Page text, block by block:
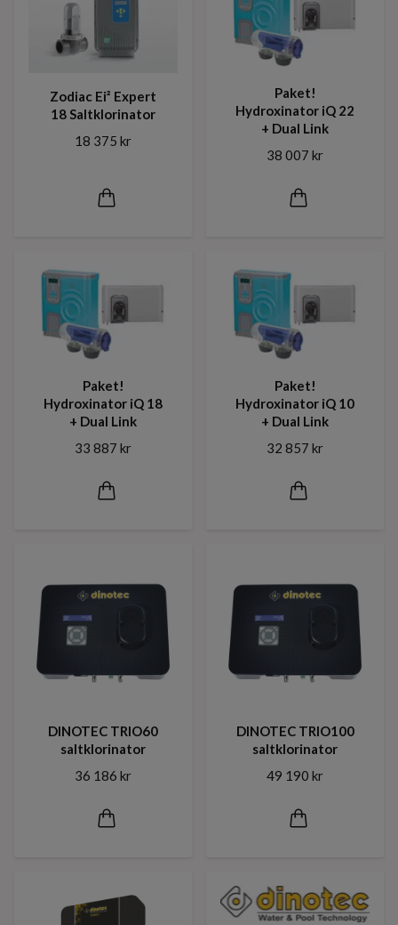
Zodiac Ei² Expert
18 Saltklorinator
18 375 kr
Paket!
Hydroxinator iQ 22
+ Dual Link
38 007 kr
Paket!
Hydroxinator iQ 18
+ Dual Link
33 887 kr
Paket!
Hydroxinator iQ 10
+ Dual Link
32 857 kr
DINOTEC TRIO60
saltklorinator
36 186 kr
DINOTEC TRIO100
saltklorinator
49 190 kr